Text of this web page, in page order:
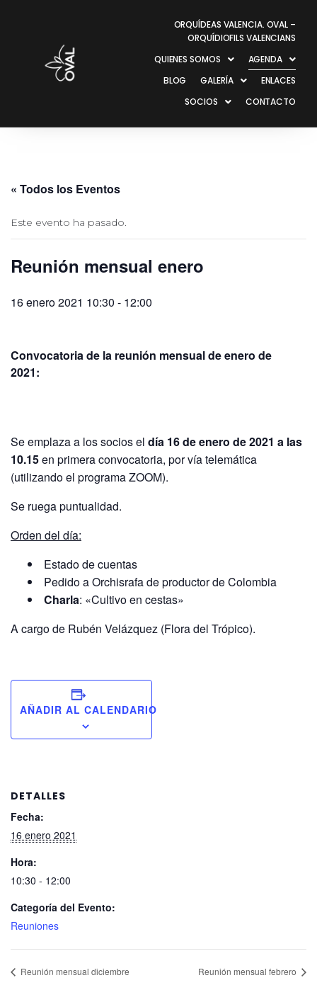
ORQUÍDEAS VALENCIA. OVAL –
ORQUÍDIOFILS VALENCIANS
QUIENES SOMOS
AGENDA
BLOG
GALERÍA
ENLACES
SOCIOS
CONTACTO
« Todos los Eventos
Este evento ha pasado.
Reunión mensual enero
16 enero 2021 10:30 - 12:00
Convocatoria de la reunión mensual de enero de
2021:
Se emplaza a los socios el día 16 de enero de 2021 a las
10.15en primera convocatoria, por vía telemática
(utilizando el programa ZOOM).
Se ruega puntualidad.
Orden del día:
Estado de cuentas
Pedido a Orchisrafa de productor de Colombia
Charla: «Cultivo en cestas»
A cargo de Rubén Velázquez (Flora del Trópico).
AÑADIR AL CALENDARIO
DETALLES
Fecha:
16 enero 2021
Hora:
10:30 - 12:00
Categoría del Evento:
Reuniones
Reunión mensual diciembre Reunión mensual febrero